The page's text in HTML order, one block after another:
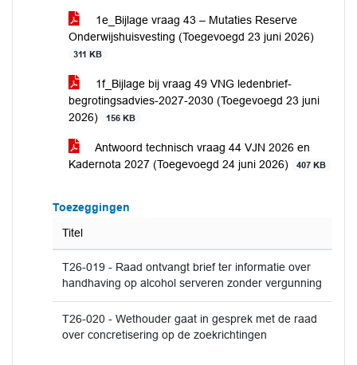
1e_Bijlage vraag 43 – Mutaties Reserve
Onderwijshuisvesting (Toegevoegd 23 juni 2026)
311 KB
1f_Bijlage bij vraag 49 VNG ledenbrief-
begrotingsadvies-2027-2030 (Toegevoegd 23 juni
2026)
156 KB
Antwoord technisch vraag 44 VJN 2026 en
Kadernota 2027 (Toegevoegd 24 juni 2026)
407 KB
Toezeggingen
Titel
T26-019 - Raad ontvangt brief ter informatie over
handhaving op alcohol serveren zonder vergunning
T26-020 - Wethouder gaat in gesprek met de raad
over concretisering op de zoekrichtingen